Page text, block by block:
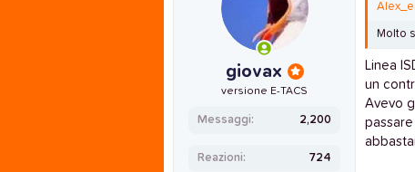
giovax
versione E-TACS
Messaggi 2,200
Reazioni 724
Molto
Linea
un
Avevo